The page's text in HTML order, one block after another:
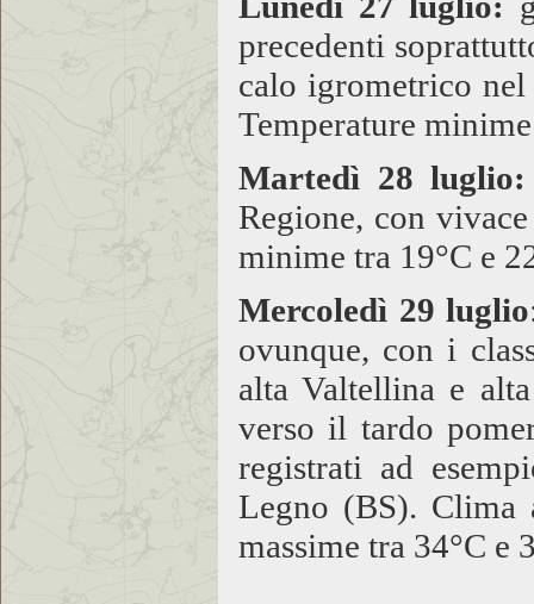
precedenti
calo igrometrico
Temperature
Martedì 28 luglio:
Regione, con
minime tra 19°C e
Mercoledì 29 luglio
ovunque, con i
alta Valtellina e
verso il tardo
registrati ad
Legno (BS). Clima
massime tra 34°C e